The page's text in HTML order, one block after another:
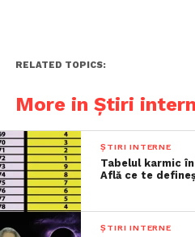
RELATED TOPICS:
More in Știri
ȘTIRI INTERNE
Tabelul karmic
Află ce te
ȘTIRI INTERNE